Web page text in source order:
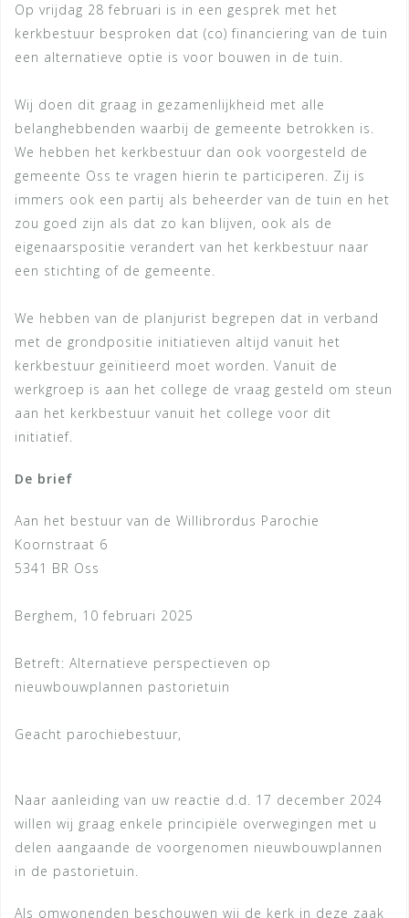
Op vrijdag 28 februari is in een gesprek met het
kerkbestuur besproken dat (co) financiering van de tuin
een alternatieve optie is voor bouwen in de tuin.
Wij doen dit graag in gezamenlijkheid met alle
belanghebbenden waarbij de gemeente betrokken is.
We hebben het kerkbestuur dan ook voorgesteld de
gemeente Oss te vragen hierin te participeren. Zij is
immers ook een partij als beheerder van de tuin en het
zou goed zijn als dat zo kan blijven, ook als de
eigenaarspositie verandert van het kerkbestuur naar
een stichting of de gemeente.
We hebben van de planjurist begrepen dat in verband
met de grondpositie initiatieven altijd vanuit het
kerkbestuur geïnitieerd moet worden. Vanuit de
werkgroep is aan het college de vraag gesteld om steun
aan het kerkbestuur vanuit het college voor dit
initiatief.
De brief
Aan het bestuur van de Willibrordus Parochie
Koornstraat 6
5341 BR Oss
Berghem, 10 februari 2025
Betreft: Alternatieve perspectieven op
nieuwbouwplannen pastorietuin
Geacht parochiebestuur,
Naar aanleiding van uw reactie d.d. 17 december 2024
willen wij graag enkele principiële overwegingen met u
delen aangaande de voorgenomen nieuwbouwplannen
in de pastorietuin.
Als omwonenden beschouwen wij de kerk in deze zaak